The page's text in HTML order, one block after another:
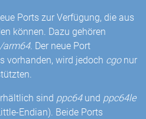
Ports zur Verfügung, die aus
können. Dazu gehören
arm64. Der neue Port
vorhanden, wird jedoch cgonur
sind ppc64und ppc64le
Endian). Beide Ports